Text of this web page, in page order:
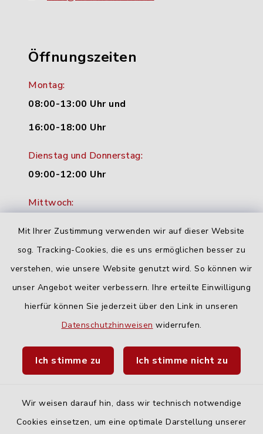
Mit Ihrer Zustimmung verwenden wir auf dieser Website
sog. Tracking-Cookies, die es uns ermöglichen besser zu
verstehen, wie unsere Website genutzt wird. So können wir
unser Angebot weiter verbessern. Ihre erteilte Einwilligung
hierfür können Sie jederzeit über den Link in unseren
Datenschutzhinweisen widerrufen.
Ich stimme zu Ich stimme nicht zu
Wir weisen darauf hin, dass wir technisch notwendige
Cookies einsetzen, um eine optimale Darstellung unserer
Öffnungszeiten
Montag:
08:00-13:00 Uhr und
16:00-18:00 Uhr
Dienstag und Donnerstag:
09:00-12:00 Uhr
Mittwoch:
Freitag:
geschlossen
Quicklinks
Fahrplanauskunft DING